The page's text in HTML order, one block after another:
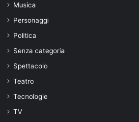
Musica
Personaggi
Politica
Senza categoria
Spettacolo
Teatro
Tecnologie
TV